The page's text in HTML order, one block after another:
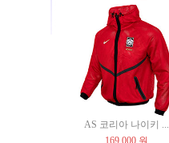
AS 코리아 나이키 ...
169,000 원